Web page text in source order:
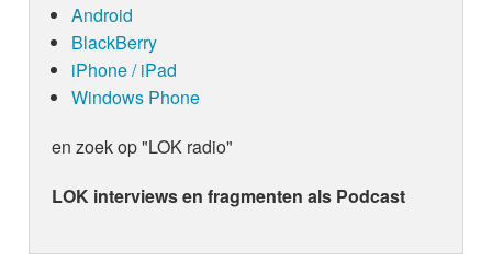
Android
BlackBerry
iPhone / iPad
Windows Phone
en zoek op "LOK radio"
LOK interviews en fragmenten als Podcast